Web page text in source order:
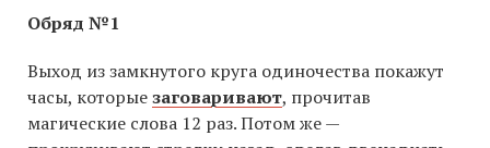
Обряд №1
Выход из замкнутого круга одиночества покажут
часы, которыезаговаривают, прочитав
магические слова 12 раз. Потом же —